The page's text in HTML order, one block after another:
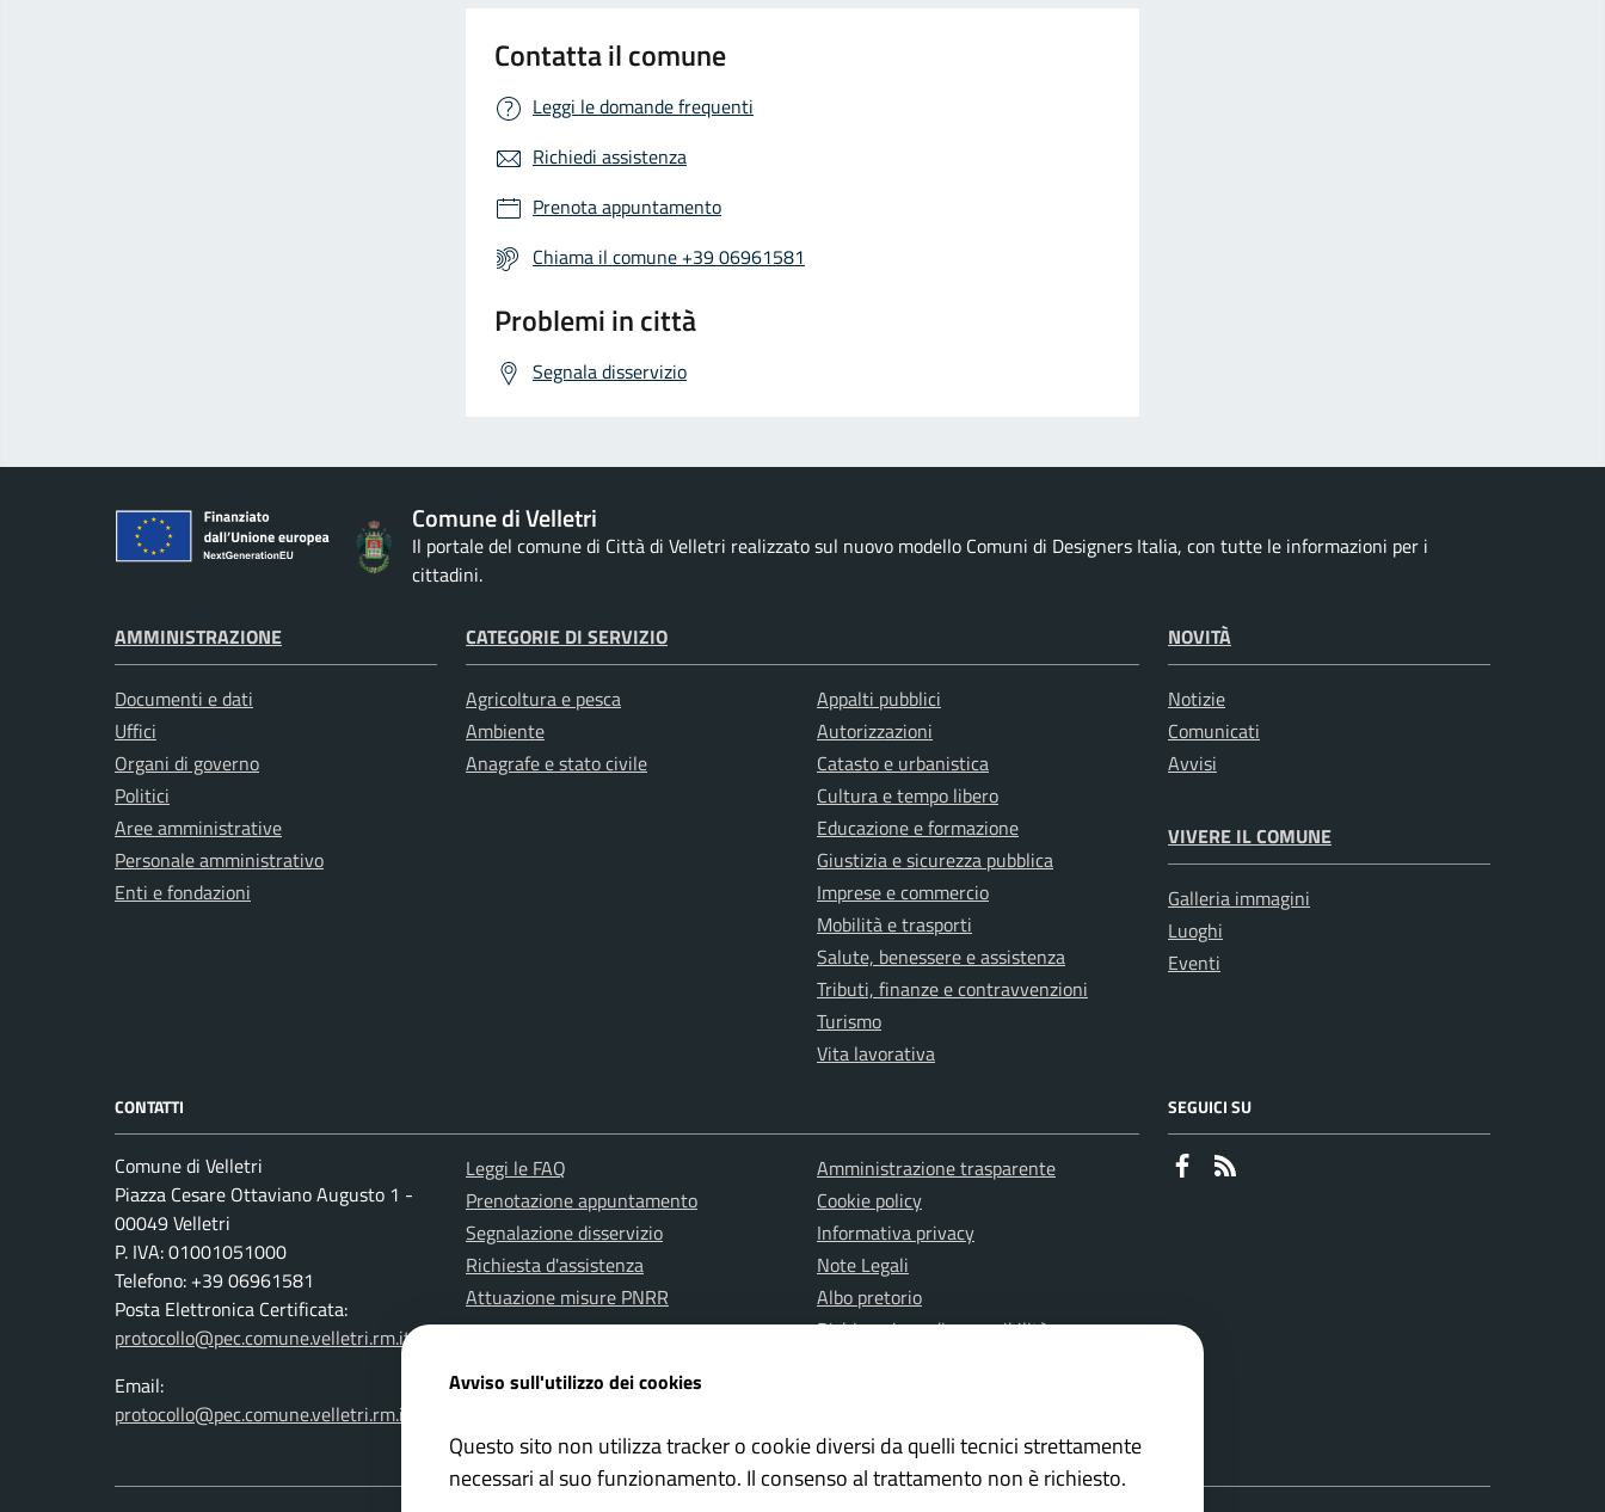
Contatta il comune
Leggi le domande frequenti
Richiedi assistenza
Prenota appuntamento
Chiama il comune +39 06961581
Problemi in città
Segnala disservizio
Comune di Velletri
Il portale del comune di Città di Velletri realizzato sul nuovo modello Comuni di Designers Italia, con tutte le informazioni per i
cittadini.
AMMINISTRAZIONE
Documenti e dati
Uffici
Organi di governo
Politici
Aree amministrative
Personale amministrativo
Enti e fondazioni
CATEGORIE DI SERVIZIO
Agricoltura e pesca
Ambiente
Anagrafe e stato civile
Appalti pubblici
Autorizzazioni
Catasto e urbanistica
Cultura e tempo libero
Educazione e formazione
Giustizia e sicurezza pubblica
Imprese e commercio
Mobilità e trasporti
Salute, benessere e assistenza
Tributi, finanze e contravvenzioni
Turismo
Vita lavorativa
NOVITÀ
Notizie
Comunicati
Avvisi
VIVERE IL COMUNE
Galleria immagini
Luoghi
Eventi
CONTATTI
Comune di Velletri
Piazza Cesare Ottaviano Augusto 1 -
00049 Velletri
P. IVA: 01001051000
Telefono: +39 06961581
Posta Elettronica Certificata:
protocollo@pec.comune.velletri.rm.it
Email:
protocollo@pec.comune.velletri.rm.it
Leggi le FAQ
Prenotazione appuntamento
Segnalazione disservizio
Richiesta d'assistenza
Attuazione misure PNRR
Amministrazione trasparente
Cookie policy
Informativa privacy
Note Legali
Albo pretorio
Dichiarazione di accessibilità
SEGUICI SU
Faceboook
Avviso sull'utilizzo dei cookies
Questo sito non utilizza tracker o cookie diversi da quelli tecnici strettamente
necessari al suo funzionamento. Il consenso al trattamento non è richiesto.